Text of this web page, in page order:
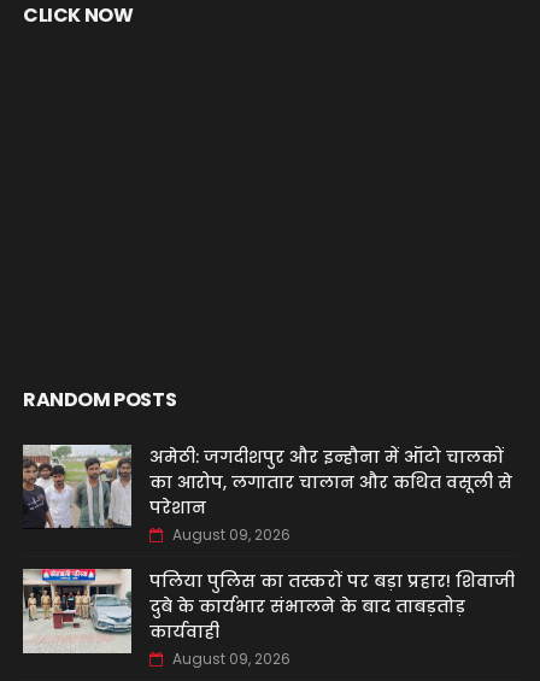
CLICK NOW
RANDOM POSTS
अमेठी: जगदीशपुर और इन्हौना में ऑटो चालकों
का आरोप, लगातार चालान और कथित वसूली से
परेशान
August 09, 2026
पलिया पुलिस का तस्करों पर बड़ा प्रहार! शिवाजी
दुबे के कार्यभार संभालने के बाद ताबड़तोड़
कार्यवाही
August 09, 2026